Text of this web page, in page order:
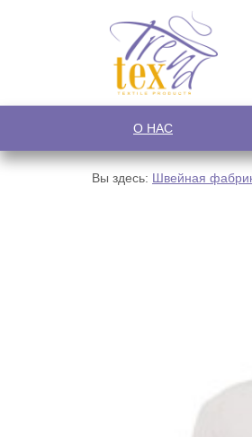
О НАС
Вы здесь: Швейная